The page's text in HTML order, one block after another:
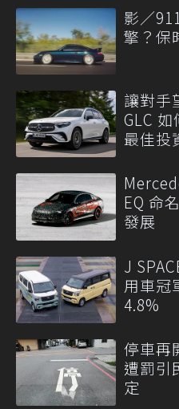
影／
擎？保
讓對手
GLC
最佳投
EQ 命
發展
J
用車冠
4.8%
停車再
遭罰引
定